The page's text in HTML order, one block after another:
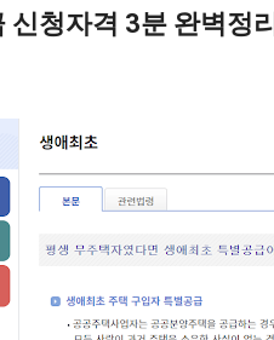
신청자격 3분 완벽정리